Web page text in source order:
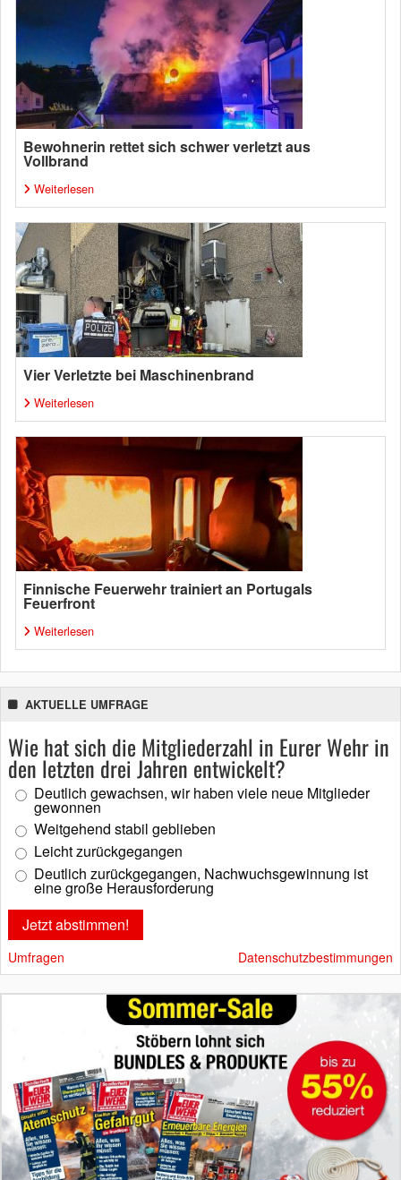
Bewohnerin rettet sich schwer verletzt aus
Vollbrand
Weiterlesen
Vier Verletzte bei Maschinenbrand
Weiterlesen
Finnische Feuerwehr trainiert an Portugals
Feuerfront
Weiterlesen
AKTUELLE UMFRAGE
Wie hat sich die Mitgliederzahl in Eurer Wehr in
den letzten drei Jahren entwickelt?
Deutlich gewachsen, wir haben viele neue Mitglieder
gewonnen
Weitgehend stabil geblieben
Leicht zurückgegangen
Deutlich zurückgegangen, Nachwuchsgewinnung ist
eine große Herausforderung
Umfragen Datenschutzbestimmungen